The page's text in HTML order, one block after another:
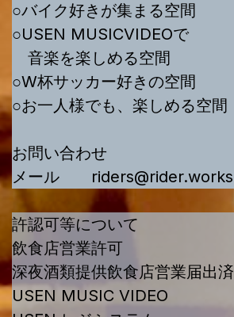
○バイク好きが集まる空間
○USEN MUSICVIDEOで
音楽を楽しめる空間
○W杯サッカー好きの空間
○お一人様でも、楽しめる空間
お問い合わせ
メール riders@rider.works
許認可等について
飲食店営業許可
深夜酒類提供飲食店営業届出済
USEN MUSIC VIDEO